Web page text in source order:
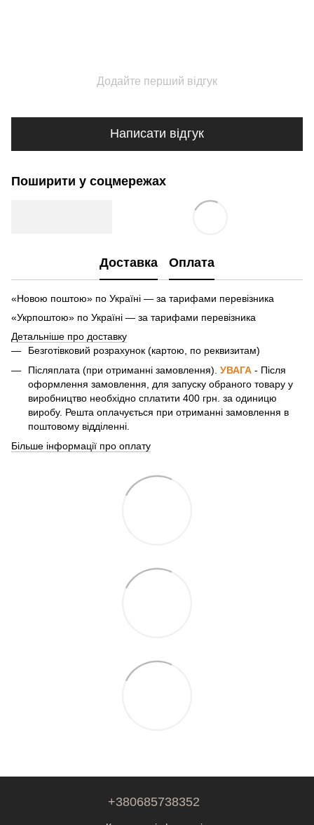
Додайте перший відгук
Написати відгук
Поширити у соцмережах
Доставка Оплата
«Новою поштою» по Україні — за тарифами перевізника
«Укрпоштою» по Україні — за тарифами перевізника
Детальніше про доставку
Безготівковий розрахунок (картою, по реквизитам)
Післяплата (при отриманні замовлення). УВАГА - Після
оформлення замовлення, для запуску обраного товару у
виробництво необхідно сплатити 400 грн. за одиницю
виробу. Решта оплачується при отриманні замовлення в
поштовому відділенні.
Більше інформації про оплату
+380685738352